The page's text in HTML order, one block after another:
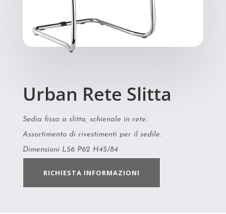
Urban Rete Slitta
Sedia fissa a slitta, schienale in rete.
Assortimento di rivestimenti per il sedile.
Dimensioni L56 P62 H45/84
RICHIESTA INFORMAZIONI